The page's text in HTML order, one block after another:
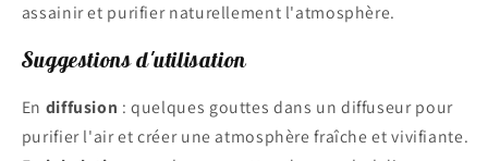
assainir et purifier naturellement l'atmosphère.
Suggestions d'utilisation
En diffusion : quelques gouttes dans un diffuseur pour
purifier l'air et créer une atmosphère fraîche et vivifiante.